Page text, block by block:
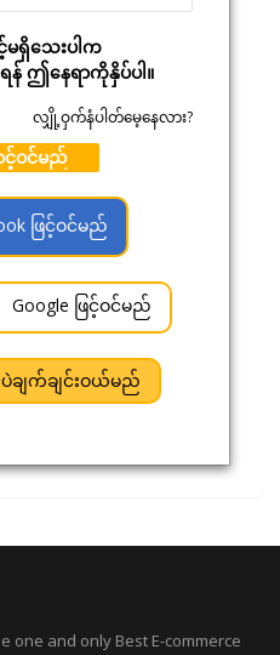
ရှိသေးပါက
ဤနေရာကိုနှိပ်ပါ။
လျှို့ဝှက်နံပါတ်မေ့နေလား?
ဝင်မည်
ဖြင့်ဝင်မည်
Google ဖြင့်ဝင်မည်
ျက်ချင်းဝယ်မည်
one and only Best E-commerce